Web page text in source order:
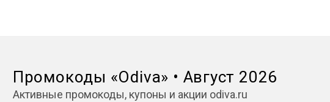
Промокоды «Odiva» • Август 2026
Активные промокоды, купоны и акции odiva.ru